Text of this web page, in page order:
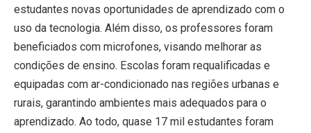
estudantes novas oportunidades de aprendizado com o
uso da tecnologia. Além disso, os professores foram
beneficiados com microfones, visando melhorar as
condições de ensino. Escolas foram requalificadas e
equipadas com ar-condicionado nas regiões urbanas e
rurais, garantindo ambientes mais adequados para o
aprendizado. Ao todo, quase 17 mil estudantes foram